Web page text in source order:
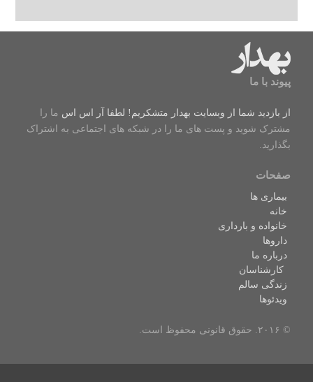
پیوند با ما
از بازدید شما از وبسایت بهدار متشکریم! لطفا آر اس اس ما را
مشترک شوید و پست های ما را در شبکه های اجتماعی به اشتراک
بگذارید.
صفحات
بیماری ها
خانه
خانواده و بارداری
داروها
درباره ما
کارشناسان
زندگی سالم
ویدئوها
© ۲۰۱۶. حقوق قانونی محفوظ است.